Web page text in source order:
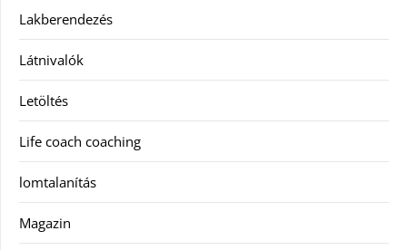
Lakberendezés
Látnivalók
Letöltés
Life coach coaching
lomtalanítás
Magazin